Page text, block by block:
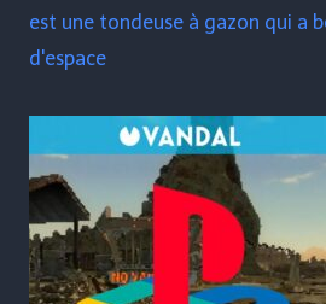
est une tondeuse à gazon qui a
d'espace